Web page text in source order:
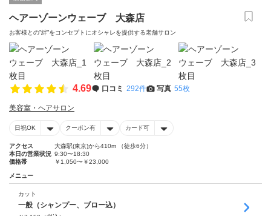
ヘアーゾーンウェーブ 大森店
お客様との”絆”をコンセプトにオシャレを提供する老舗サロン
4.69 口コミ 292件 写真 55枚
美容室・ヘアサロン
日祝OK クーポン有 カード可
アクセス
大森駅(東京)から410m （徒歩6分）
本日の営業状況 9:30〜18:30
価格帯
￥1,050〜￥23,000
メニュー
カット
一般（シャンプー、ブロー込）